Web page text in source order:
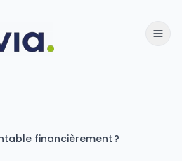
financièrement ?